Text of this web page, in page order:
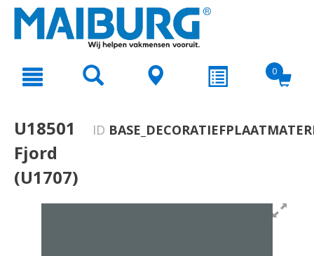
text.skipToNavigation
0
U18501
Fjord
(U1707)
ID